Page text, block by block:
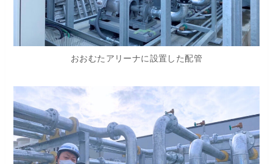
おおむたアリーナに設置した配管